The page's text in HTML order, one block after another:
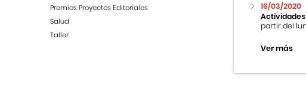
Premios Proyectos Editoriales
Salud
Taller
16/03/2020
partir del
Ver más